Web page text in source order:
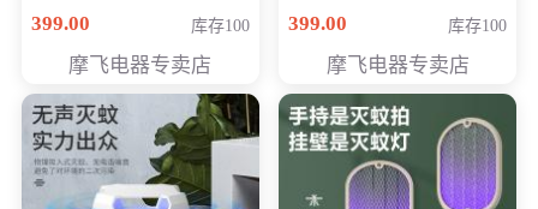
员专享价268元
399.00 库存100
摩飞电器专卖店
元
399.00 库存100
摩飞电器专卖店